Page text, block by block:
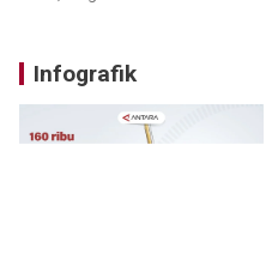
Infografik